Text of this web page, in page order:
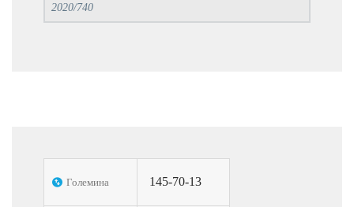
2020/740
Големина 145-70-13